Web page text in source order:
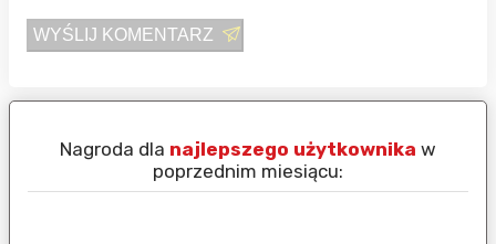
WYŚLIJ KOMENTARZ
Nagroda dla najlepszego użytkownika w
poprzednim miesiącu: